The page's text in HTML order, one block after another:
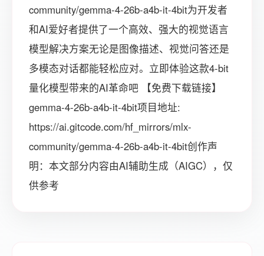
community/gemma-4-26b-a4b-it-4bit为开发者
和AI爱好者提供了一个高效、强大的视觉语言
模型解决方案无论是图像描述、视觉问答还是
多模态对话都能轻松应对。立即体验这款4-bit
量化模型带来的AI革命吧 【免费下载链接】
gemma-4-26b-a4b-it-4bit项目地址:
https://ai.gitcode.com/hf_mirrors/mlx-
community/gemma-4-26b-a4b-it-4bit创作声
明：本文部分内容由AI辅助生成（AIGC），仅
供参考